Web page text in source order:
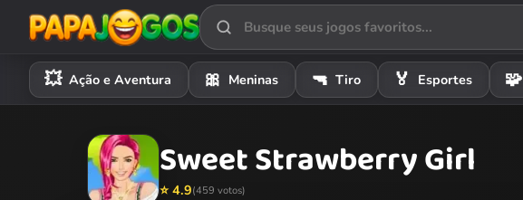
💥 Ação e Aventura 🎀 Meninas 🔫 Tiro 🏅 Esportes 🧩
Sweet Strawberry Girl
⭐ 4.9(459 votos)